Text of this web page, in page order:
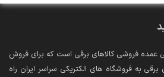
عمده فروشی کالاهای برقی است که برای فروش
به فروشگاه های الکتریکی سراسر ایران راه